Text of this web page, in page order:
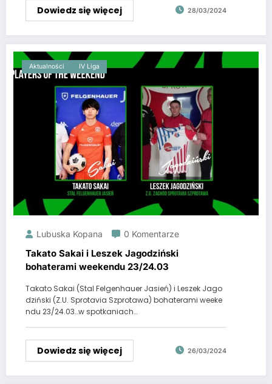
Dowiedz się więcej 28/03/2024
Aktualności IV Liga
Lubuska Kopana 0 Komentarze
Takato Sakai i Leszek Jagodziński
bohaterami weekendu 23/24.03
Takato Sakai (Stal Felgenhauer Jasień) i Leszek Jago
dziński (Z.U. Sprotavia Szprotawa) bohaterami weeke
ndu 23/24.03…w spotkaniach…
Dowiedz się więcej 26/03/2024